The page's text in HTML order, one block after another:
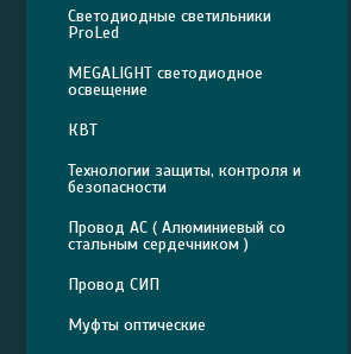
Светодиодные светильники
ProLed
MEGALIGHT светодиодное
освещение
КВТ
Технологии защиты, контроля и
безопасности
Провод АС ( Алюминиевый со
стальным сердечником )
Провод СИП
Муфты оптические